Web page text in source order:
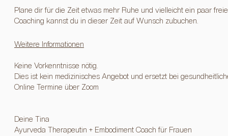
Plane dir für die Zeit etwas mehr Ruhe und vielleicht ein paar
Coaching kannst du in dieser Zeit auf Wunsch zubuchen.
Weitere Informationen
Keine Vorkenntnisse nötig.
Dies ist kein medizinisches Angebot und ersetzt bei
Online Termine über Zoom
Deine Tina
Ayurveda Therapeutin + Embodiment Coach für Frauen